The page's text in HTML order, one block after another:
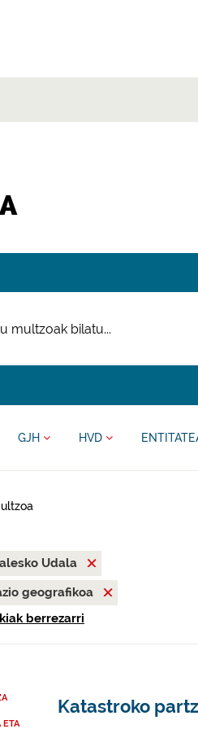
GJH HVD
Udala
geografikoa
berrezarri
ETA
Katastroko